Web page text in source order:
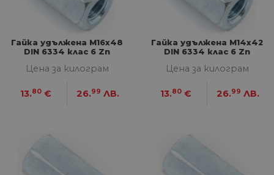
Гайка удължена М16х48
DIN 6334 клас 6 Zn
Цена за килограм
13.80 € 26.99 ЛВ.
Гайка удължена М14х42
DIN 6334 клас 6 Zn
Цена за килограм
13.80 € 26.99 ЛВ.